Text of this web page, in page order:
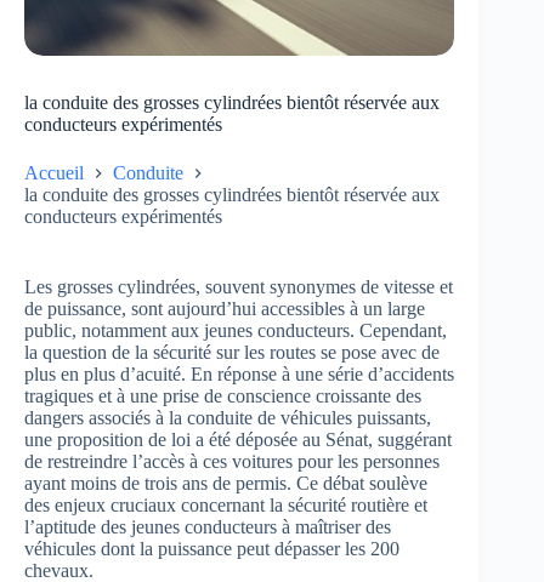
la conduite des grosses cylindrées bientôt réservée aux
conducteurs expérimentés
Accueil
Conduite
la conduite des grosses cylindrées bientôt réservée aux
conducteurs expérimentés
Les grosses cylindrées, souvent synonymes de vitesse et
de puissance, sont aujourd’hui accessibles à un large
public, notamment aux jeunes conducteurs. Cependant,
la question de la sécurité sur les routes se pose avec de
plus en plus d’acuité. En réponse à une série d’accidents
tragiques et à une prise de conscience croissante des
dangers associés à la conduite de véhicules puissants,
une proposition de loi a été déposée au Sénat, suggérant
de restreindre l’accès à ces voitures pour les personnes
ayant moins de trois ans de permis. Ce débat soulève
des enjeux cruciaux concernant la sécurité routière et
l’aptitude des jeunes conducteurs à maîtriser des
véhicules dont la puissance peut dépasser les 200
chevaux.